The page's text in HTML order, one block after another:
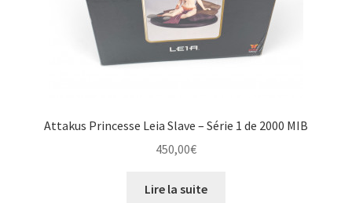
Attakus Princesse Leia Slave – Série 1 de 2000 MIB
450,00€
Lire la suite